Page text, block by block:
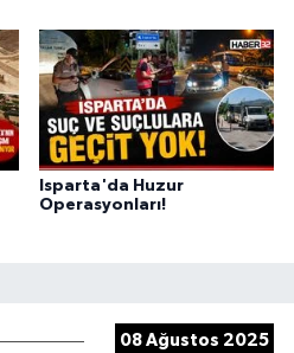
Isparta'da Huzur
Operasyonları!
08 Ağustos 2025